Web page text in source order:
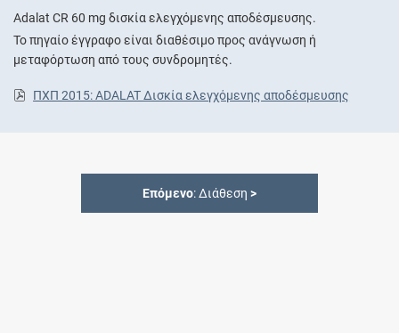
Adalat CR 60 mg δισκία ελεγχόμενης αποδέσμευσης.
Το πηγαίο έγγραφο είναι διαθέσιμο προς ανάγνωση ή
μεταφόρτωση από τους συνδρομητές.
ΠΧΠ 2015: ADALAT Δισκία ελεγχόμενης αποδέσμευσης
Επόμενο: Διάθεση >